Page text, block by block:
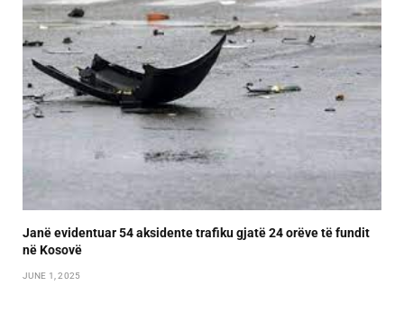
Janë evidentuar 54 aksidente trafiku gjatë 24 orëve të fundit
në Kosovë
JUNE 1, 2025